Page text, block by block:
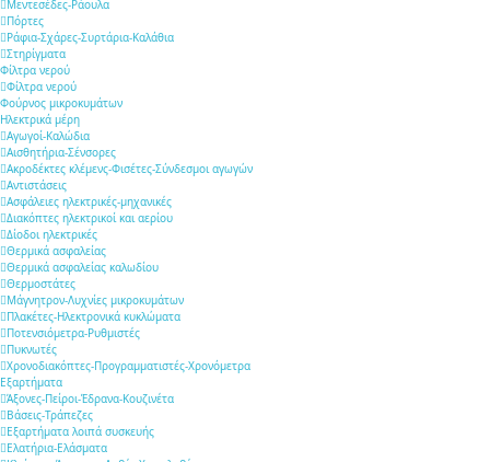
Μεντεσέδες-Ράουλα
Πόρτες
Ράφια-Σχάρες-Συρτάρια-Καλάθια
Στηρίγματα
Φίλτρα νερού
Φίλτρα νερού
Φούρνος μικροκυμάτων
Ηλεκτρικά μέρη
Αγωγοί-Καλώδια
Αισθητήρια-Σένσορες
Ακροδέκτες κλέμενς-Φισέτες-Σύνδεσμοι αγωγών
Αντιστάσεις
Ασφάλειες ηλεκτρικές-μηχανικές
Διακόπτες ηλεκτρικοί και αερίου
Δίοδοι ηλεκτρικές
Θερμικά ασφαλείας
Θερμικά ασφαλείας καλωδίου
Θερμοστάτες
Μάγνητρον-Λυχνίες μικροκυμάτων
Πλακέτες-Ηλεκτρονικά κυκλώματα
Ποτενσιόμετρα-Ρυθμιστές
Πυκνωτές
Χρονοδιακόπτες-Προγραμματιστές-Χρονόμετρα
Εξαρτήματα
Άξονες-Πείροι-Έδρανα-Κουζινέτα
Βάσεις-Τράπεζες
Εξαρτήματα λοιπά συσκευής
Ελατήρια-Ελάσματα